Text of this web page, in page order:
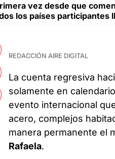
vez desde que
los países participantes
REDACCIÓN AIRE DIGITAL
La cuenta regresiva
solamente en
evento internacional
acero, complejos
manera permanente el
Rafaela.